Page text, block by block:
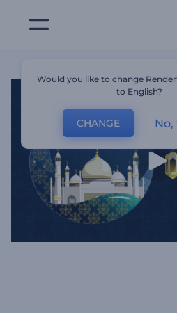
Would you like to change
to English?
CHANGE